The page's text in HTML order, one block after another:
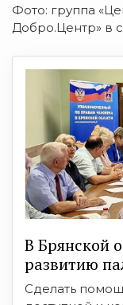
Фото: группа
Добро.Центр» в
В Брянской
развитию
Сделать